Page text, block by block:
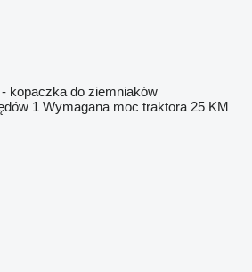
kopaczka do ziemniaków
1 Wymagana moc traktora 25 KM